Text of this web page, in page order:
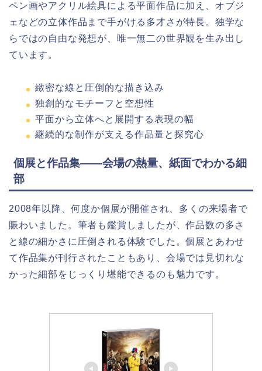
ペン画やアクリル絵具による平面作品に加え、オブジ
ェなどの立体作品まで手がける多才さが特長。独学な
らではの自由な発想が、唯一無二の世界観を生み出し
ています。
緻密な線と圧倒的な描き込み
独創的なモチーフと空想性
平面から立体へと展開する表現の幅
継続的な制作が支える作品量と探究心
個展と作品集――会場の熱量、紙面でわかる細
部
2008年以降、何度か個展が開催され、多くの来場者で
賑わいました。筆者も鑑賞しましたが、作品数の多さ
と線の細かさに圧倒される体験でした。個展とあわせ
て作品集が刊行されたこともあり、会場では見切れな
かった細部をじっくり堪能できるのも魅力です。